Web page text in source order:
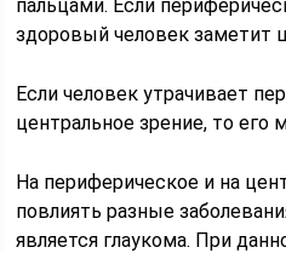
пальцами. Если
здоровый человек заметит
Если человек утрачивает
центральное зрение, то
На периферическое и на
повлиять разные
является глаукома. При